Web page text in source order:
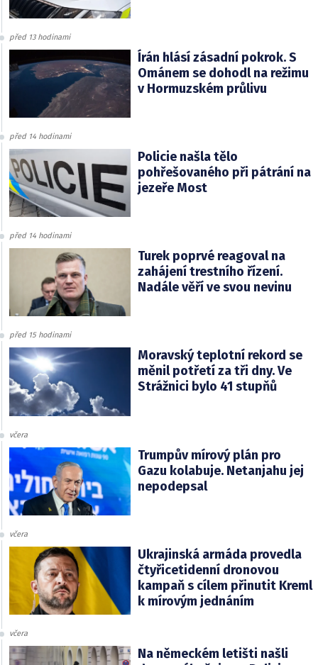
před 13 hodinami
Írán hlásí zásadní pokrok. S
Ománem se dohodl na režimu
v Hormuzském průlivu
před 14 hodinami
Policie našla tělo
pohřešovaného při pátrání na
jezeře Most
před 14 hodinami
Turek poprvé reagoval na
zahájení trestního řízení.
Nadále věří ve svou nevinu
před 15 hodinami
Moravský teplotní rekord se
měnil potřetí za tři dny. Ve
Strážnici bylo 41 stupňů
včera
Trumpův mírový plán pro
Gazu kolabuje. Netanjahu jej
nepodepsal
včera
Ukrajinská armáda provedla
čtyřicetidenní dronovou
kampaň s cílem přinutit Kreml
k mírovým jednáním
včera
Na německém letišti našli